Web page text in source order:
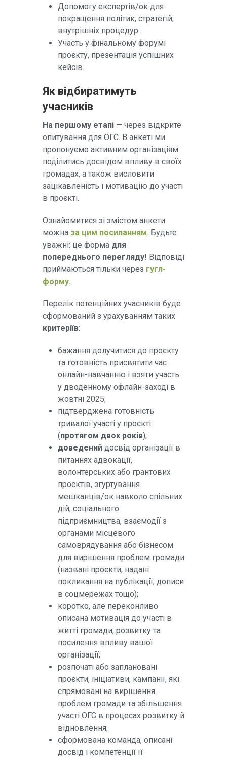
Допомогу експертів/ок для
покращення політик, стратегій,
внутрішніх процедур.
Участь у фінальному форумі
проєкту, презентація успішних
кейсів.
Як відбиратимуть
учасників
На першому етапі — через відкрите
опитування для ОГС. В анкеті ми
пропонуємо активним організаціям
поділитись досвідом впливу в своїх
громадах, а також висловити
зацікавленість і мотивацію до участі
в проєкті.
Ознайомитися зі змістом анкети
можна за цим посиланням. Будьте
уважні: це форма для
попереднього перегляду! Відповіді
приймаються тільки через гугл-
форму.
Перелік потенційних учасників буде
сформований з урахуванням таких
критеріїв:
бажання долучитися до проєкту
та готовність присвятити час
онлайн-навчанню і взяти участь
у дводенному офлайн-заході в
жовтні 2025;
підтверджена готовність
тривалої участі у проєкті
(протягом двох років);
доведений досвід організації в
питаннях адвокації,
волонтерських або грантових
проєктів, згуртування
мешканців/ок навколо спільних
дій, соціального
підприємництва, взаємодії з
органами місцевого
самоврядування або бізнесом
для вирішення проблем громади
(названі проєкти, надані
покликання на публікації, дописи
в соцмережах тощо);
коротко, але переконливо
описана мотивація до участі в
житті громади, розвитку та
посилення впливу вашої
організації;
розпочаті або заплановані
проєкти, ініціативи, кампанії, які
спрямовані на вирішення
проблем громади та збільшення
участі ОГС в процесах розвитку й
відновлення;
сформована команда, описані
досвід і компетенції її